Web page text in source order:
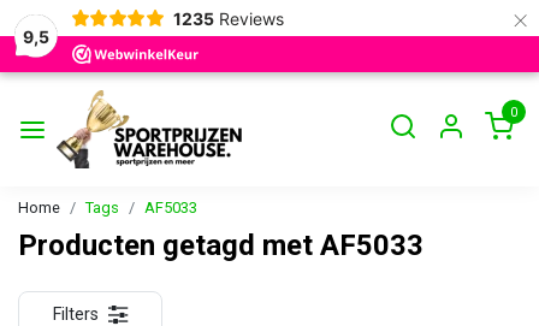
9,5
1235 Reviews ×
0
Home Tags AF5033
Producten getagd met AF5033
Filters